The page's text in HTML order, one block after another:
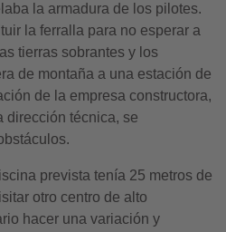
la armadura de los pilotes.
la ferralla para no esperar a
tierras sobrantes y los
de montaña a una estación de
de la empresa constructora,
dirección técnica, se
prevista tenía 25 metros de
otro centro de alto
hacer una variación y